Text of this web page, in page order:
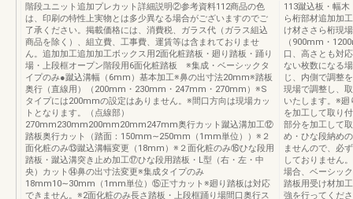
階段ユニット追加プレカット詳細説明②参考資料112商品の色
は、印刷の特性上実物とは多少異なる場合がございますのでご
了承ください。掲載価格には、消費税、ガラス代（ガラス組込
商品を除く）、組立費、工事費、運賃等は含まれておりませ
ん。追加加工追加加工ボックス用2面化粧踏板・廻り踏板・踊り
場・上段框オープン階段用6面化粧踏板 ※集成・ベーシックタ
イプのみ●蹴込溝幅（6mm）基本加工※鼻の出寸法20mm※踏板
奥行（直線用）（200mm・230mm・247mm・270mm）※S
タイプには200mmの設定はありません。※間口方向は現場カッ
トとなります。（点線部）
270mm230mm200mm20mm247mm奥行カット蹴込溝加工⑫
踏板奥行カット（踏面：150mm∼250mm（1mm単位））※２
面化粧のみ⑬蹴込溝幅変更（18mm）※２面化粧のみ⑯ひな段用
踏板・蹴込溝突き止め加工⑰ひな段用踏板・L型（右・左・中
央）カット⑭鼻の出寸法変更※集成タイプのみ
18mm10∼30mm（1mm単位）⑮正寸カット※廻り踏板は対応
できません。※2面化粧のみ長さ踏板・上段框踊り場間口奥行ス
113蹴込板・幅
ら桁部材追加加
け材ささら桁現
（900mm・
口、高さとも対
ない枚数になる
じ、内側で調整
現場で調整し、
いたします。※廻
を加工して取り
部分を加工して
め・ひな段納め
ませんので、必
しておりません
場合、ベーシッ
踏板用受け材加
強を行ってくだ